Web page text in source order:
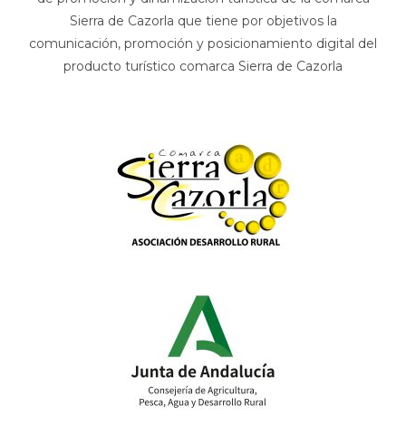
Sierra de Cazorla que tiene por objetivos la
comunicación, promoción y posicionamiento digital del
producto turístico comarca Sierra de Cazorla